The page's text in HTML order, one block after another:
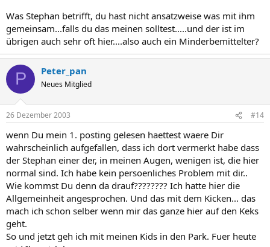
Was Stephan betrifft, du hast nicht ansatzweise was mit ihm
gemeinsam...falls du das meinen solltest.....und der ist im
übrigen auch sehr oft hier....also auch ein Minderbemittelter?
P Peter_pan
Neues Mitglied
26 Dezember 2003 #14
wenn Du mein 1. posting gelesen haettest waere Dir
wahrscheinlich aufgefallen, dass ich dort vermerkt habe dass
der Stephan einer der, in meinen Augen, wenigen ist, die hier
normal sind. Ich habe kein persoenliches Problem mit dir..
Wie kommst Du denn da drauf???????? Ich hatte hier die
Allgemeinheit angesprochen. Und das mit dem Kicken... das
mach ich schon selber wenn mir das ganze hier auf den Keks
geht.
So und jetzt geh ich mit meinen Kids in den Park. Fuer heute